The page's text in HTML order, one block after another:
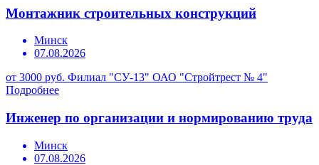
Монтажник строительных конструкций
Минск
07.08.2026
от 3000 руб. Филиал "СУ-13" ОАО "Стройтрест № 4"
Подробнее
Инженер по организации и нормированию труда
Минск
07.08.2026